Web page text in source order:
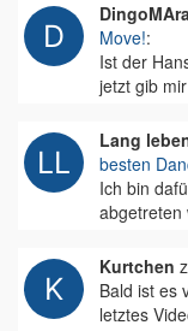
Move!:
Ist der
jetzt gib
Lang
besten
Ich bin
abgetreten
Kurtchen
Bald ist es
letztes